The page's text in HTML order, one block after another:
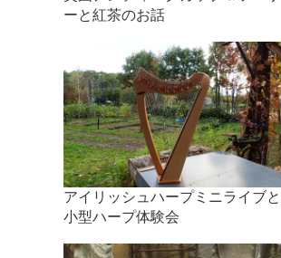
ーと紅茶のお話
アイリッシュハープミニライブと
小型ハープ体験会